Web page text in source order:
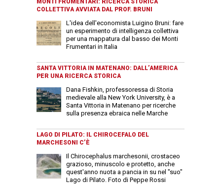
MONTI FRUMENTARI: RICERCA STORICA
COLLETTIVA AVVIATA DAL PROF. BRUNI
L'idea dell'economista Luigino Bruni: fare
un esperimento di intelligenza collettiva
per una mappatura dal basso dei Monti
Frumentari in Italia
SANTA VITTORIA IN MATENANO: DALL’AMERICA
PER UNA RICERCA STORICA
Dana Fishkin, professoressa di Storia
medievale alla New York University, è a
Santa Vittoria in Matenano per ricerche
sulla presenza ebraica nelle Marche
LAGO DI PILATO: IL CHIROCEFALO DEL
MARCHESONI C’È
Il Chirocephalus marchesonii, crostaceo
grazioso, minuscolo e protetto, anche
quest'anno nuota a pancia in su nel "suo"
Lago di Pilato. Foto di Peppe Rossi